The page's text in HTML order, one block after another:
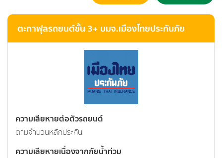
ตะกาฟุลรถยนต์ชั้น 3+ บมจ.เมืองไทยประกันภัย
ความเสียหายต่อตัวรถยนต์
ตามจำนวนหลักประกัน
ความเสียหายเนื่องจากภัยน้ำท่วม